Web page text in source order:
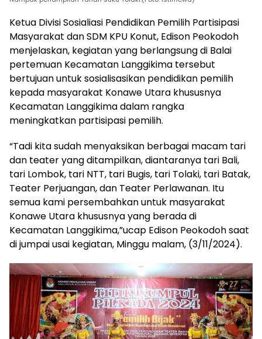
Ketua Divisi Sosialiasi Pendidikan Pemilih Partisipasi
Masyarakat dan SDM KPU Konut, Edison Peokodoh
menjelaskan, kegiatan yang berlangsung di Balai
pertemuan Kecamatan Langgikima tersebut
bertujuan untuk sosialisasikan pendidikan pemilih
kepada masyarakat Konawe Utara khususnya
Kecamatan Langgikima dalam rangka
meningkatkan partisipasi pemilih.
“Tadi kita sudah menyaksikan berbagai macam tari
dan teater yang ditampilkan, diantaranya tari Bali,
tari Lombok, tari NTT, tari Bugis, tari Tolaki, tari Batak,
Teater Perjuangan, dan Teater Perlawanan. Itu
semua kami persembahkan untuk masyarakat
Konawe Utara khususnya yang berada di
Kecamatan Langgikima,”ucap Edison Peokodoh saat
di jumpai usai kegiatan, Minggu malam, (3/11/2024).